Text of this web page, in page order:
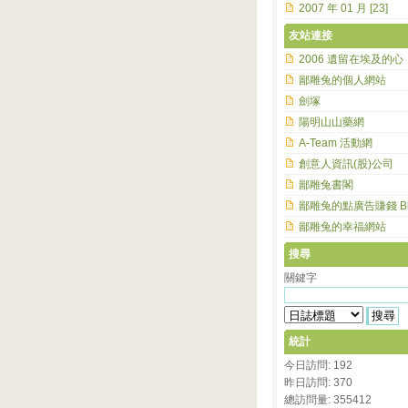
2007 年 01 月 [23]
友站連接
2006 遺留在埃及的心
鄙雕兔的個人網站
劍塚
陽明山山藥網
A-Team 活動網
創意人資訊(股)公司
鄙雕兔書閣
鄙雕兔的點廣告賺錢
鄙雕兔的幸福網站
搜尋
關鍵字
統計
今日訪問: 192
昨日訪問: 370
總訪問量: 355412